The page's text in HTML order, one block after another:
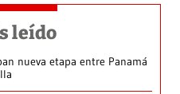
leído
nueva etapa entre Panamá